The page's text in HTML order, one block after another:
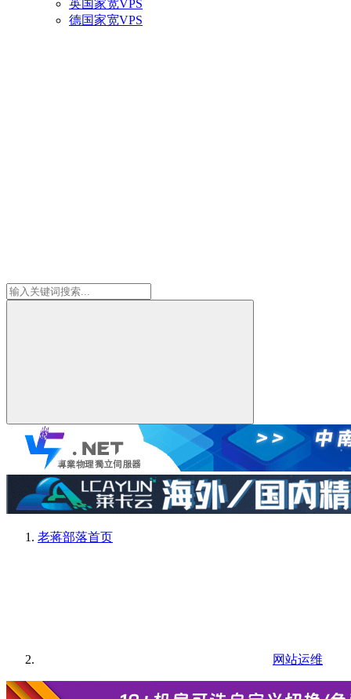
英国家宽VPS
德国家宽VPS
老蒋部落首页
网站运维